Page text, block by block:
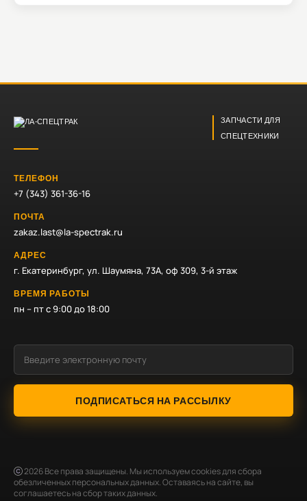
ЗАПЧАСТИ ДЛЯ
СПЕЦТЕХНИКИ
ТЕЛЕФОН
+7 (343) 361-36-16
ПОЧТА
zakaz.last@la-spectrak.ru
АДРЕС
г. Екатеринбург, ул. Шаумяна, 73А, оф 309, 3-й этаж
ВРЕМЯ РАБОТЫ
пн – пт с 9:00 до 18:00
ПОДПИСАТЬСЯ НА РАССЫЛКУ
2026Все права защищены. Мы используем cookies для сбора
обезличенных персональных данных. Оставаясь на сайте, вы
соглашаетесь на сбор таких данных.